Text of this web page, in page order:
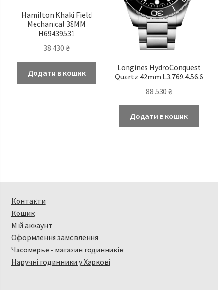
Hamilton Khaki Field
Mechanical 38MM
H69439531
38 430₴
Додати в кошик
Longines HydroConquest
Quartz 42mm L3.769.4.56.6
88 530 ₴
Додати в кошик
Контакти
Кошик
Мій аккаунт
Оформлення замовлення
Часомерье - магазин годинників
Наручні годинники у Харкові